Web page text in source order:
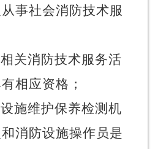
事社会消防技术服
相关消防技术服务活
相应资格；
设施维护保养检测机
消防设施操作员是